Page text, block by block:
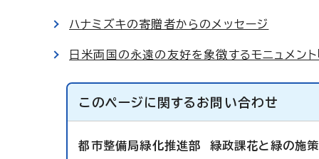
ハナミズキの寄贈者からのメッセージ
日米両国の永遠の友好を象徴するモニュメント「
このページに関する お問い合わせ
都市整備局緑化推進部 緑政課花と緑の施